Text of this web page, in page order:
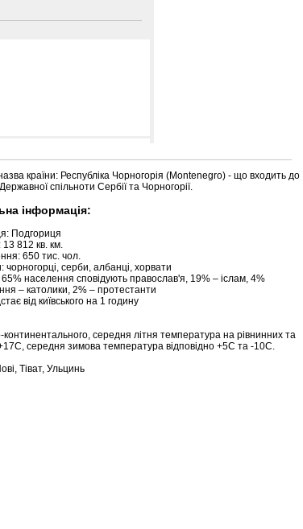
нашому сайті
країни: Республіка Чорногорія (Montenegro) - що входить до
спільноти Сербії та Чорногорії.
інформація:
Подгориця
812 кв. км.
650 тис. чол.
чорногорці, серби, албанці, хорвати
65% населення сповідують православ'я, 19% – іслам, 4%
– католики, 2% – протестанти
від київського на 1 годину
середня літня температура на рівнинних та
середня зимова температура відповідно +5С та -10С.
Тіват, Ульцинь